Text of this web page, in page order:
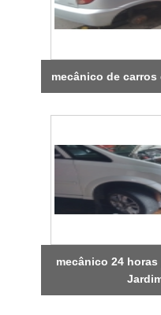
mecânico de carros
mecânico 24